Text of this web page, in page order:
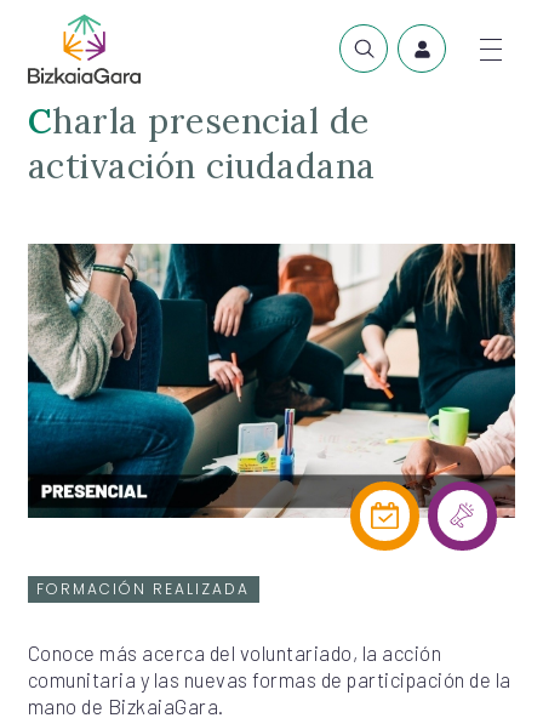
Charla presencial de
activación ciudadana
FORMACIÓN REALIZADA
Conoce más acerca del voluntariado, la acción
comunitaria y las nuevas formas de participación de la
mano de BizkaiaGara.